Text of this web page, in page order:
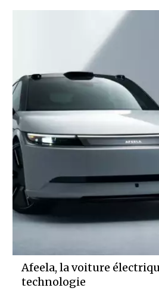
Afeela, la voiture
technologie